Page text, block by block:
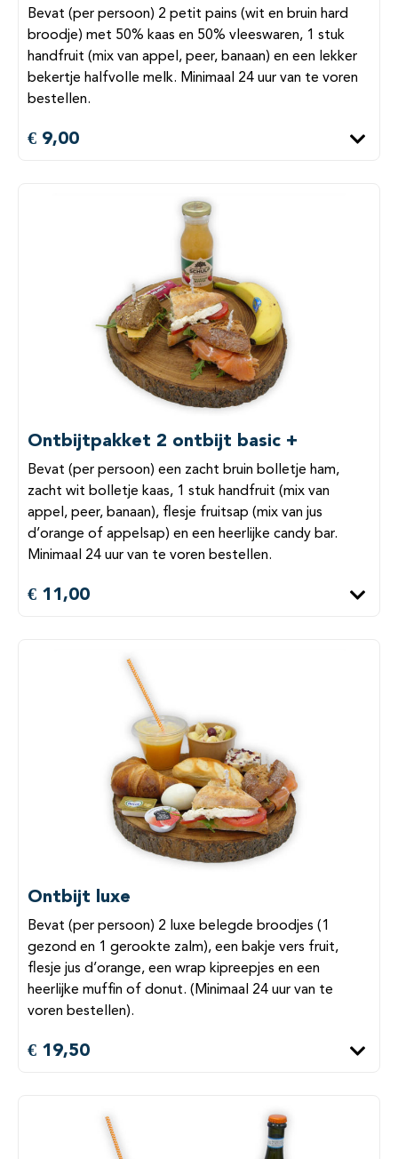
Bevat (per persoon) 2 petit pains (wit en bruin hard
broodje) met 50% kaas en 50% vleeswaren, 1 stuk
handfruit (mix van appel, peer, banaan) en een lekker
bekertje halfvolle melk. Minimaal 24 uur van te voren
bestellen.
€ 9,00
Ontbijtpakket 2 ontbijt basic +
Bevat (per persoon) een zacht bruin bolletje ham,
zacht wit bolletje kaas, 1 stuk handfruit (mix van
appel, peer, banaan), flesje fruitsap (mix van jus
d’orange of appelsap) en een heerlijke candy bar.
Minimaal 24 uur van te voren bestellen.
€ 11,00
Ontbijt luxe
Bevat (per persoon) 2 luxe belegde broodjes (1
gezond en 1 gerookte zalm), een bakje vers fruit,
flesje jus d’orange, een wrap kipreepjes en een
heerlijke muffin of donut. (Minimaal 24 uur van te
voren bestellen).
€ 19,50